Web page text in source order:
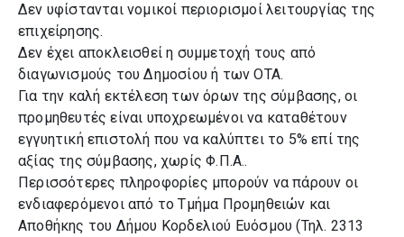
Δεν υφίστανται νομικοί περιορισμοί λειτουργίας της
επιχείρησης.
Δεν έχει αποκλεισθεί η συμμετοχή τους από
διαγωνισμούς του Δημοσίου ή των ΟΤΑ.
Για την καλή εκτέλεση των όρων της σύμβασης, οι
προμηθευτές είναι υποχρεωμένοι να καταθέτουν
εγγυητική επιστολή που να καλύπτει το 5% επί της
αξίας της σύμβασης, χωρίς Φ.Π.Α..
Περισσότερες πληροφορίες μπορούν να πάρουν οι
ενδιαφερόμενοι από το Τμήμα Προμηθειών και
Αποθήκης του Δήμου Κορδελιού Ευόσμου (Τηλ. 2313